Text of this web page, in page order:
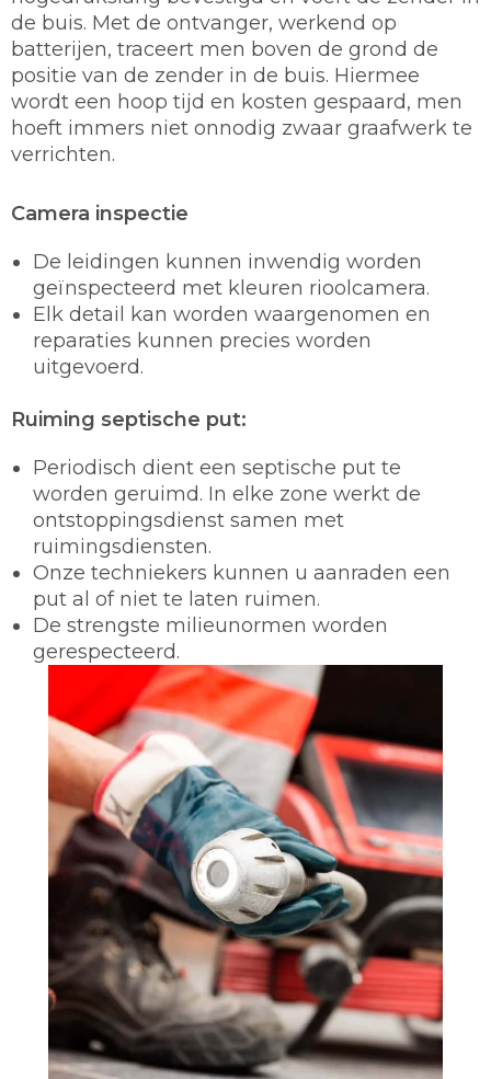
de buis. Met de ontvanger, werkend op
batterijen, traceert men boven de grond de
positie van de zender in de buis. Hiermee
wordt een hoop tijd en kosten gespaard, men
hoeft immers niet onnodig zwaar graafwerk te
verrichten.
Camera inspectie
De leidingen kunnen inwendig worden
geïnspecteerd met kleuren rioolcamera.
Elk detail kan worden waargenomen en
reparaties kunnen precies worden
uitgevoerd.
Ruiming septische put:
Periodisch dient een septische put te
worden geruimd. In elke zone werkt de
ontstoppingsdienst samen met
ruimingsdiensten.
Onze techniekers kunnen u aanraden een
put al of niet te laten ruimen.
De strengste milieunormen worden
gerespecteerd.